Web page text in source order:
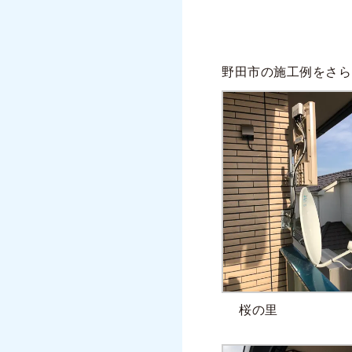
野田市の施工例をさ
桜の里